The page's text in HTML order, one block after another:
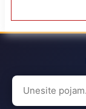
Search
for: